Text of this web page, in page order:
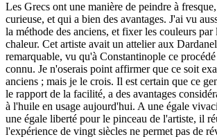
Les Grecs ont une manière de peindre à
curieuse, et qui a bien des avantages. J'ai vu
la méthode des anciens, et fixer les couleurs par
chaleur. Cet artiste avait un attelier aux
remarquable, vu qu'à Constantinople ce
connu. Je n'oserais point affirmer que ce soit
anciens ; mais je le crois. Il est certain que ce
le rapport de la facilité, a des avantages
à l'huile en usage aujourd'hui. A une égale
une égale liberté pour le pinceau de l'artiste, il
l'expérience de vingt siècles ne permet pas de